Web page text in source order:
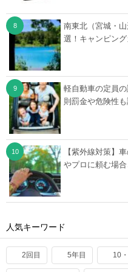
南東北（宮城・
選！キャンピン
軽自動車の定員
則罰金や危険性も
【紫外線対策】
やプロに頼む場
人気キーワード
2回目 5年目 10